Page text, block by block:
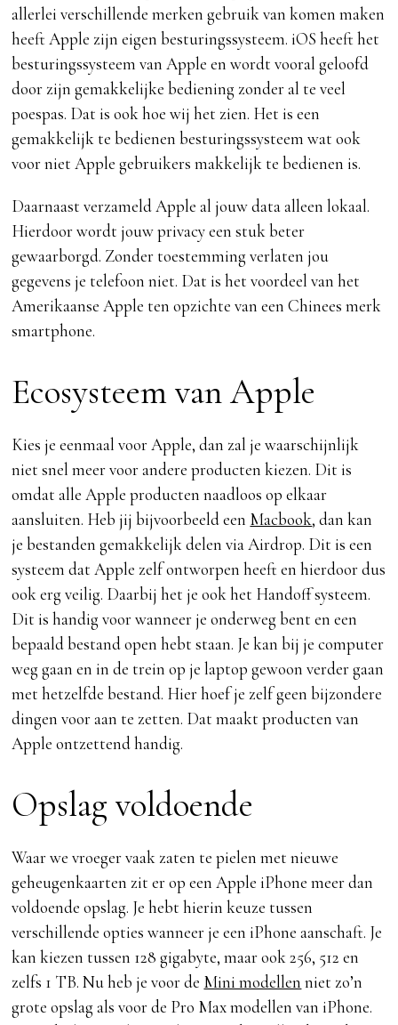
allerlei verschillende merken gebruik van komen maken
heeft Apple zijn eigen besturingssysteem. iOS heeft het
besturingssysteem van Apple en wordt vooral geloofd
door zijn gemakkelijke bediening zonder al te veel
poespas. Dat is ook hoe wij het zien. Het is een
gemakkelijk te bedienen besturingssysteem wat ook
voor niet Apple gebruikers makkelijk te bedienen is.
Daarnaast verzameld Apple al jouw data alleen lokaal.
Hierdoor wordt jouw privacy een stuk beter
gewaarborgd. Zonder toestemming verlaten jou
gegevens je telefoon niet. Dat is het voordeel van het
Amerikaanse Apple ten opzichte van een Chinees merk
smartphone.
Ecosysteem van Apple
Kies je eenmaal voor Apple, dan zal je waarschijnlijk
niet snel meer voor andere producten kiezen. Dit is
omdat alle Apple producten naadloos op elkaar
aansluiten. Heb jij bijvoorbeeld een Macbook, dan kan
je bestanden gemakkelijk delen via Airdrop. Dit is een
systeem dat Apple zelf ontworpen heeft en hierdoor dus
ook erg veilig. Daarbij het je ook het Handoff systeem.
Dit is handig voor wanneer je onderweg bent en een
bepaald bestand open hebt staan. Je kan bij je computer
weg gaan en in de trein op je laptop gewoon verder gaan
met hetzelfde bestand. Hier hoef je zelf geen bijzondere
dingen voor aan te zetten. Dat maakt producten van
Apple ontzettend handig.
Opslag voldoende
Waar we vroeger vaak zaten te pielen met nieuwe
geheugenkaarten zit er op een Apple iPhone meer dan
voldoende opslag. Je hebt hierin keuze tussen
verschillende opties wanneer je een iPhone aanschaft. Je
kan kiezen tussen 128 gigabyte, maar ook 256, 512 en
zelfs 1 TB. Nu heb je voor de Mini modellen niet zo’n
grote opslag als voor de Pro Max modellen van iPhone.